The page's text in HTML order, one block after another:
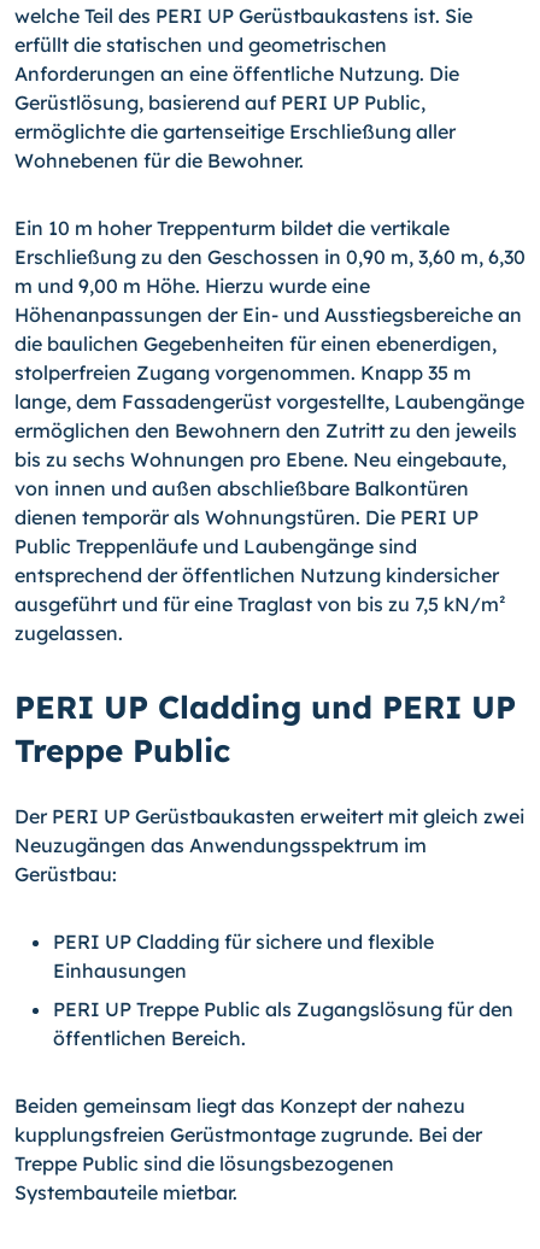
welche Teil des PERI UP Gerüstbaukastens ist. Sie
erfüllt die statischen und geometrischen
Anforderungen an eine öffentliche Nutzung. Die
Gerüstlösung, basierend auf PERI UP Public,
ermöglichte die gartenseitige Erschließung aller
Wohnebenen für die Bewohner.
Ein 10 m hoher Treppenturm bildet die vertikale
Erschließung zu den Geschossen in 0,90 m, 3,60 m, 6,30
m und 9,00 m Höhe. Hierzu wurde eine
Höhenanpassungen der Ein- und Ausstiegsbereiche an
die baulichen Gegebenheiten für einen ebenerdigen,
stolperfreien Zugang vorgenommen. Knapp 35 m
lange, dem Fassadengerüst vorgestellte, Laubengänge
ermöglichen den Bewohnern den Zutritt zu den jeweils
bis zu sechs Wohnungen pro Ebene. Neu eingebaute,
von innen und außen abschließbare Balkontüren
dienen temporär als Wohnungstüren. Die PERI UP
Public Treppenläufe und Laubengänge sind
entsprechend der öffentlichen Nutzung kindersicher
ausgeführt und für eine Traglast von bis zu 7,5 kN/m²
zugelassen.
PERI UP Cladding und PERI UP
Treppe Public
Der PERI UP Gerüstbaukasten erweitert mit gleich zwei
Neuzugängen das Anwendungsspektrum im
Gerüstbau:
PERI UP Cladding für sichere und flexible
Einhausungen
PERI UP Treppe Public als Zugangslösung für den
öffentlichen Bereich.
Beiden gemeinsam liegt das Konzept der nahezu
kupplungsfreien Gerüstmontage zugrunde. Bei der
Treppe Public sind die lösungsbezogenen
Systembauteile mietbar.